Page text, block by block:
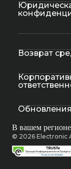
Возврат
В вашем
© 2026 Electronic